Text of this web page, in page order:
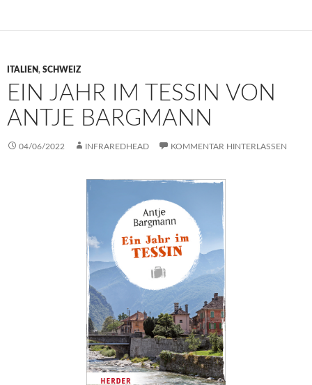
ITALIEN, SCHWEIZ
EIN JAHR IM TESSIN VON
ANTJE BARGMANN
04/06/2022 INFRAREDHEAD KOMMENTAR HINTERLASSEN